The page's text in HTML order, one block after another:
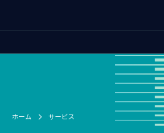
ホーム サービス